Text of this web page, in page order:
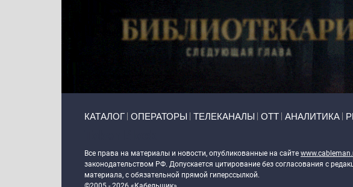
КАТАЛОГ ОПЕРАТОРЫ ТЕЛЕКАНАЛЫ ОТТ АНАЛИТИКА
Все права на материалы и новости, опубликованные на сайте
законодательством РФ. Допускается цитирование без согласования с
материала, с обязательной прямой гиперссылкой.